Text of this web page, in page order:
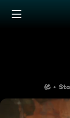
Zum Inhalt